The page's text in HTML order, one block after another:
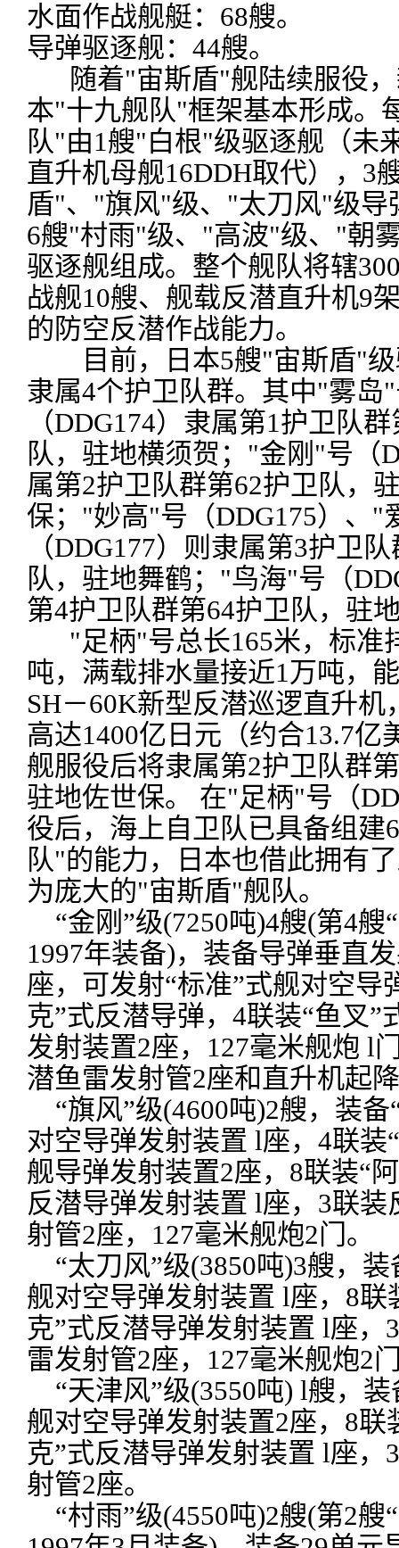
水面作战舰艇：68艘。
导弹驱逐舰：44艘。
随着"宙斯盾"舰陆续服役，
本"十九舰队"框架基本形成。
队"由1艘"白根"级驱逐舰（未
直升机母舰16DDH取代），3
盾"、"旗风"级、"太刀风"级导
6艘"村雨"级、"高波"级、"朝
驱逐舰组成。整个舰队将辖
战舰10艘、舰载反潜直升机9
的防空反潜作战能力。
目前，日本5艘"宙斯盾"级
隶属4个护卫队群。其中"雾岛
（DDG174）隶属第1护卫队
队，驻地横须贺；"金刚"号（
属第2护卫队群第62护卫队，
保；"妙高"号（DDG175）、"
（DDG177）则隶属第3护卫
队，驻地舞鹤；"鸟海"号（
第4护卫队群第64护卫队，驻
"足柄"号总长165米，标准
吨，满载排水量接近1万吨，
SH－60K新型反潜巡逻直升机
高达1400亿日元（约合13.7亿
舰服役后将隶属第2护卫队群
驻地佐世保。 在"足柄"号（
役后，海上自卫队已具备组建
队"的能力，日本也借此拥有
为庞大的"宙斯盾"舰队。
“金刚”级(7250吨)4艘(第4艘
1997年装备)，装备导弹垂直
座，可发射“标准”式舰对空导
克”式反潜导弹，4联装“鱼叉”
发射装置2座，127毫米舰炮 l
潜鱼雷发射管2座和直升机起
“旗风”级(4600吨)2艘，装备
对空导弹发射装置 l座，4联装
舰导弹发射装置2座，8联装“
反潜导弹发射装置 l座，3联装
射管2座，127毫米舰炮2门。
“太刀风”级(3850吨)3艘，装
舰对空导弹发射装置 l座，8联
克”式反潜导弹发射装置 l座，
雷发射管2座，127毫米舰炮2
“天津风”级(3550吨) l艘，装
舰对空导弹发射装置2座，8联
克”式反潜导弹发射装置 l座，
射管2座。
“村雨”级(4550吨)2艘(第2艘